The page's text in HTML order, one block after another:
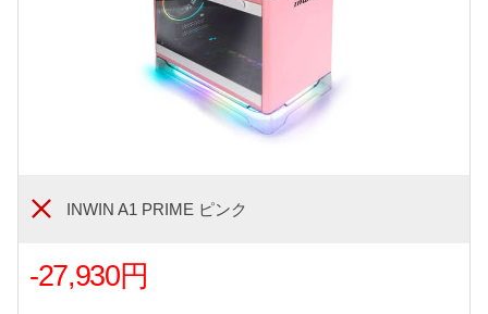
INWIN A1 PRIME ピンク
-27,930円